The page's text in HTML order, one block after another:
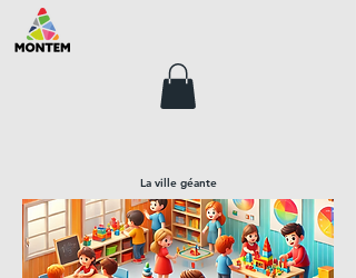
La ville géante